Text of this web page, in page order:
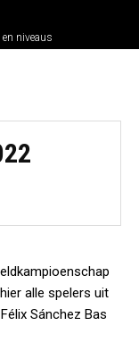
niveaus
alle spelers uit
Sánchez Bas